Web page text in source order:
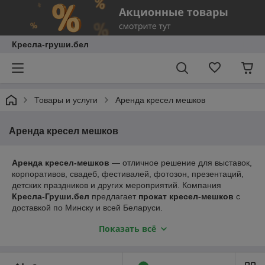
Кресла-груши.бел
Товары и услуги Аренда кресел мешков
Аренда кресел мешков
Аренда кресел-мешков — отличное решение для выставок,
корпоративов, свадеб, фестивалей, фотозон, презентаций,
детских праздников и других мероприятий. Компания
Кресла-Груши.бел предлагает прокат кресел-мешков с
доставкой по Минску и всей Беларуси.
более 300 кресел-мешков
мы можем подготовить любое необходимое количество
Показать всё